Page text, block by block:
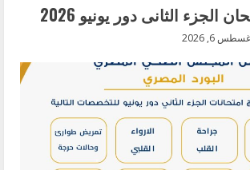
الجزء الثانى دور يونيو 2026
6, 2026